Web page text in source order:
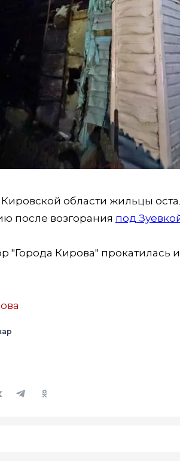
области жильцы
после возгорания под
"Города Кирова" прокатилась